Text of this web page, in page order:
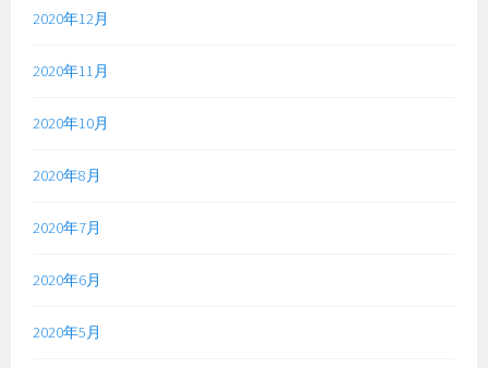
2020年12月
2020年11月
2020年10月
2020年8月
2020年7月
2020年6月
2020年5月